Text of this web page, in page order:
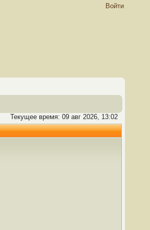
Войти
Текущее время: 09 авг 2026, 13:02